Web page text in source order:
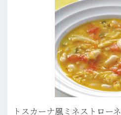
トスカーナ風ミネストローネ